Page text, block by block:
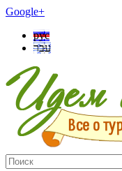
Google+
рус
עבר